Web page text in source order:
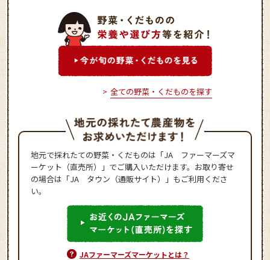
全ての野菜・くだものを探す
地元で採れたての野菜・くだものは「JA ファーマーズマ
ーケット（直売所）」でご購入いただけます。お取り寄せ
の場合は「JA タウン（通販サイト）」もご利用くださ
い。
JAファーマーズマーケットとは？